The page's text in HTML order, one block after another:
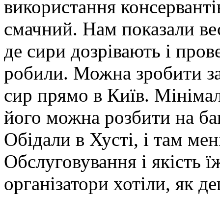
використання
смачний. Нам показали
де сири дозрівають і
робили. Можна зробити
сир прямо в Київ.
його можна розбити на
Обідали в Хусті, і там
Обслуговування і якість
організатори хотіли, як